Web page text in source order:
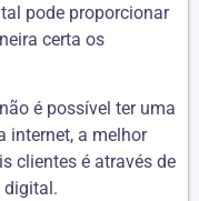
pode proporcionar
certa os
é possível ter uma
internet, a melhor
clientes é através de
digital.